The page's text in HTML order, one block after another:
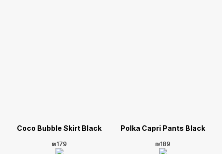
Coco Bubble Skirt Black
₪179
Polka Capri Pants Black
₪189